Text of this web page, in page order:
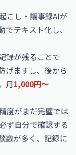
こし・議事録AIが
テキスト化し、
録が残ることで
げますし、後から
月1,000円〜
度がまだ完璧では
ず自分で確認する
数が多く、記録に